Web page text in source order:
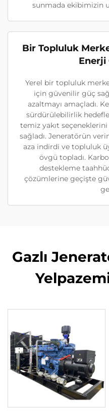
sunmada ekibimizin
Bir Topluluk
Enerji
Yerel bir topluluk
için güvenilir güç
azaltmayı amaçladı.
sürdürülebilirlik
temiz yakıt
sağladı. Jeneratörün
aza indirdi ve topluluk
övgü topladı.
destekleme
çözümlerine geçişte
Gazlı